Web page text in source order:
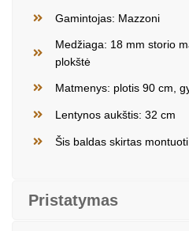
Gamintojas: Mazzoni
Medžiaga: 18 mm storio
plokštė
Matmenys: plotis 90 cm,
Lentynos aukštis: 32 cm
Šis baldas skirtas
Pristatymas